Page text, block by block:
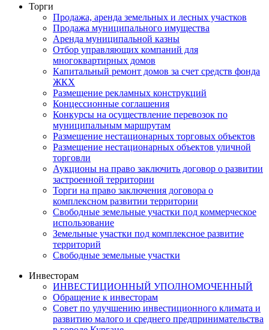
Торги
Продажа, аренда земельных и лесных участков
Продажа муниципального имущества
Аренда муниципальной казны
Отбор управляющих компаний для
многоквартирных домов
Капитальный ремонт домов за счет средств фонда
ЖКХ
Размещение рекламных конструкций
Концессионные соглашения
Конкурсы на осуществление перевозок по
муниципальным маршрутам
Размещение нестационарных торговых объектов
Размещение нестационарных объектов уличной
торговли
Аукционы на право заключить договор о развитии
застроенной территории
Торги на право заключения договора о
комплексном развитии территории
Свободные земельные участки под коммерческое
использование
Земельные участки под комплексное развитие
территорий
Свободные земельные участки
Инвесторам
ИНВЕСТИЦИОННЫЙ УПОЛНОМОЧЕННЫЙ
Обращение к инвесторам
Совет по улучшению инвестиционного климата и
развитию малого и среднего предпринимательства